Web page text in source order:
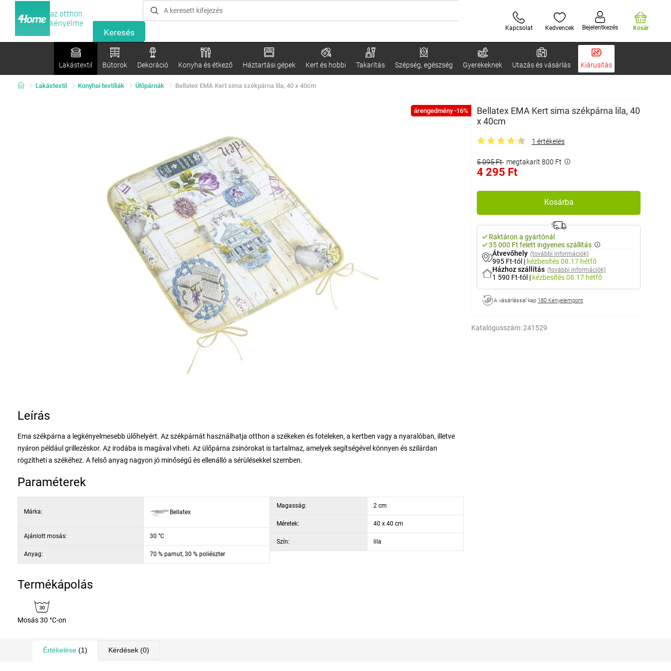
az otthon
kényelme
Kapcsolat Kedvencek Bejelentkezés Kosár
Lakástextil Bútorok Dekoráció Konyha és étkező Háztartási gépek Kert és hobbi Takarítás Szépség, egészség Gyerekeknek Utazás és vásárlás Kiárusítás
Lakástextil Konyhai textíliák Ülőpárnák Bellatex EMA Kert sima székpárna lila, 40 x 40cm
árengedmény -16%
Bellatex EMA Kert sima székpárna lila, 40
x 40cm
1 értékelés
5 095 Ft megtakarít 800 Ft
4 295 Ft
Kosárba
Raktáron a gyártónál
35 000 Ft felett ingyenes szállítás
Átvevőhely (további információk)
995 Ft-tól | kézbesítés08.17 hétfő
Házhoz szállítás (további információk)
1 590 Ft-tól | kézbesítés08.17 hétfő
A vásárlással kap 180 Kényelempont
Katalógusszám:241529
Leírás
Ema székpárna a legkényelmesebb ülőhelyért. Az székpárnát használhatja otthon a székeken és foteleken, a kertben vagy a nyaralóban, illetve
nyáron például grillezéskor. Az irodába is magával viheti. Az ülőpárna zsinórokat is tartalmaz, amelyek segítségével könnyen és szilárdan
rögzítheti a székéhez. A felső anyag nagyon jó minőségű és ellenálló a sérülésekkel szemben.
Paraméterek
Márka: Bellatex
Ajánlott mosás: 30 °C
Anyag: 70 % pamut, 30 % poliészter
Magasság: 2 cm
Méretek: 40 x 40 cm
Szín: lila
Termékápolás
Mosás 30 °C-on
Értékelése (1) Kérdések (0)